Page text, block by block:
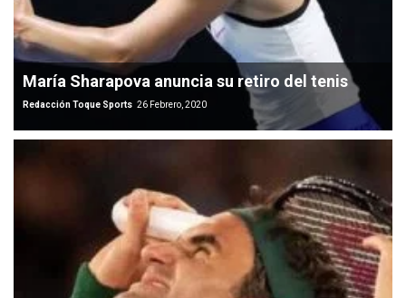
María Sharapova anuncia su retiro del tenis
Redacción Toque Sports 26 Febrero, 2020